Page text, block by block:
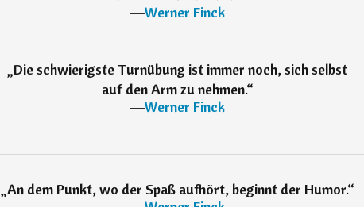
―Werner Finck
„Die schwierigste Turnübung ist immer noch, sich selbst
auf den Arm zu nehmen.“
―Werner Finck
„An dem Punkt, wo der Spaß aufhört, beginnt der Humor.“